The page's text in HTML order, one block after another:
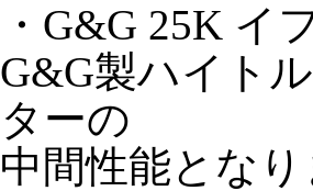
・G&G 25K イ
G&G製ハイト
ターの
中間性能となり